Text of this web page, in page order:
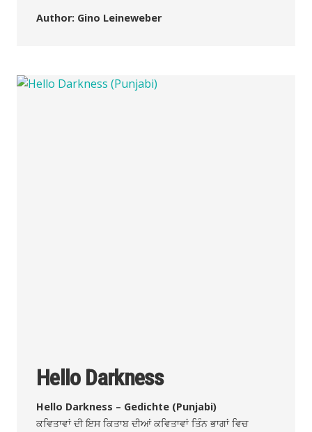
Author: Gino Leineweber
Hello Darkness
Hello Darkness – Gedichte (Punjabi)
ਕਵਿਤਾਵਾਂ ਦੀ ਇਸ ਕਿਤਾਬ ਦੀਆਂ ਕਵਿਤਾਵਾਂ ਤਿੰਨ ਭਾਗਾਂ ਵਿਚ